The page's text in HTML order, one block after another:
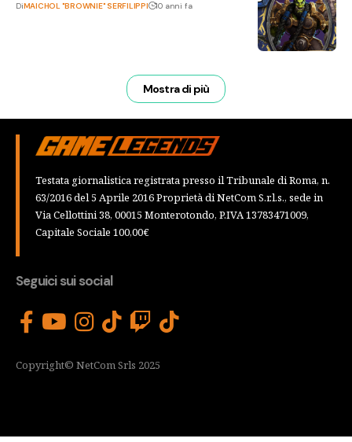
DiMAICHOL "BROWNIE" SERFILIPPI 10 anni fa
Mostra di più
Testata giornalistica registrata presso il Tribunale di Roma, n.
63/2016 del 5 Aprile 2016 Proprietà di NetCom S.r.l.s., sede in
Via Cellottini 38, 00015 Monterotondo, P.IVA 13783471009,
Capitale Sociale 100,00€
Seguici sui social
Copyright© NetCom Srls 2025